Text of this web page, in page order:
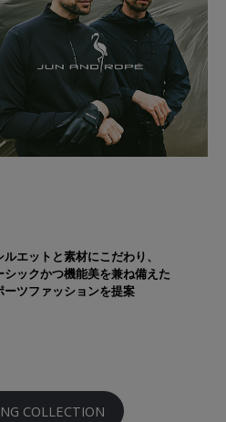
エットと素材にこだわり、
ックかつ機能美を兼ね備えた
ーツファッションを提案
COLLECTION